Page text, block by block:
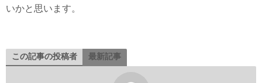
いかと思います。
この記事の投稿者 最新記事